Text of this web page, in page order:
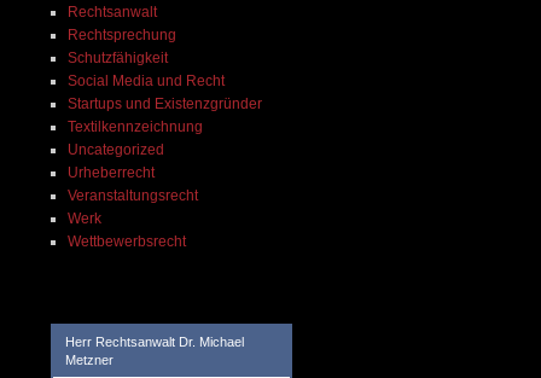
Rechtsanwalt
Rechtsprechung
Schutzfähigkeit
Social Media und Recht
Startups und Existenzgründer
Textilkennzeichnung
Uncategorized
Urheberrecht
Veranstaltungsrecht
Werk
Wettbewerbsrecht
Herr Rechtsanwalt Dr. Michael
Metzner